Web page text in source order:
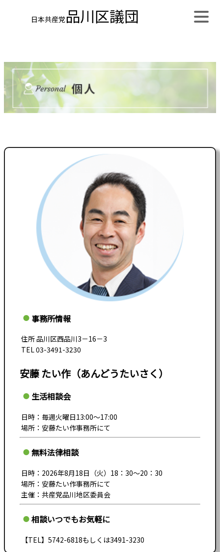
日本共産党品川区議団
事務所情報
住所 品川区西品川3－16－3
TEL 03-3491-3230
安藤 たい作（あんどうたいさく）
生活相談会
日時：毎週火曜日13:00～17:00
場所：安藤たい作事務所にて
無料法律相談
日時：2026年8月18日（火）18：30～20：30
場所：安藤たい作事務所にて
主催：共産党品川地区委員会
相談いつでもお気軽に
【TEL】5742-6818もしくは3491-3230